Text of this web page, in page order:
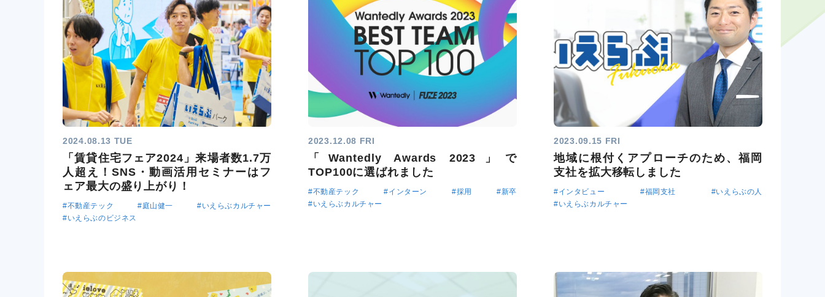
2024.08.13 TUE
「賃貸住宅フェア2024」来場者数1.7万
人超え！SNS・動画活用セミナーはフ
ェア最大の盛り上がり！
#不動産テック #庭山健一
#いえらぶカルチャー
#いえらぶのビジネス
2023.12.08 FRI
「Wantedly Awards 2023」で
TOP100に選ばれました
#不動産テック #インターン #採用
#新卒
#いえらぶカルチャー
2023.09.15 FRI
地域に根付くアプローチのため、福岡
支社を拡大移転しました
#インタビュー #福岡支社
#いえらぶの人
#いえらぶカルチャー